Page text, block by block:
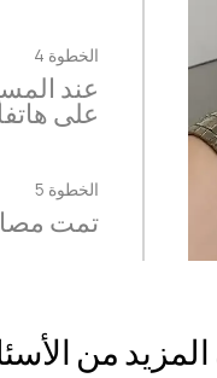
الخطوة 4
على
الخطوة 5
تمت
من